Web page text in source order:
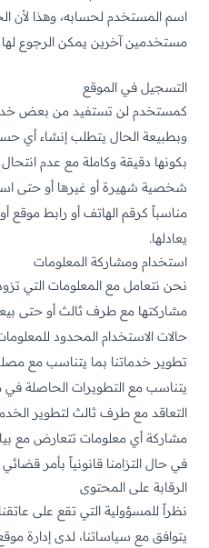
اسم المستخدم لحسابه، وهذا لأن
مستخدمين آخرين يمكن الرجوع
التسجيل في الموقع
كمستخدم لن تستفيد من بعض
وبطبيعة الحال يتطلب إنشاء أي
بكونها دقيقة وكاملة مع عدم
شخصية شهيرة أو غيرها أو حتى
مناسباً كرقم الهاتف أو رابط موقع
يعادلها.
استخدام ومشاركة المعلومات
نحن نتعامل مع المعلومات التي
مشاركتها مع طرف ثالث أو حتى
حالات الاستخدام المحدود
تطوير خدماتنا بما يتناسب مع
يتناسب مع التطويرات الحاصلة
التعاقد مع طرف ثالث لتطوير
مشاركة أي معلومات تتعارض مع
في حال التزامنا قانونياً بأمر
الرقابة على المحتوى
نظراً للمسؤولية التي تقع على
يتوافق مع سياساتنا، لدى إدارة